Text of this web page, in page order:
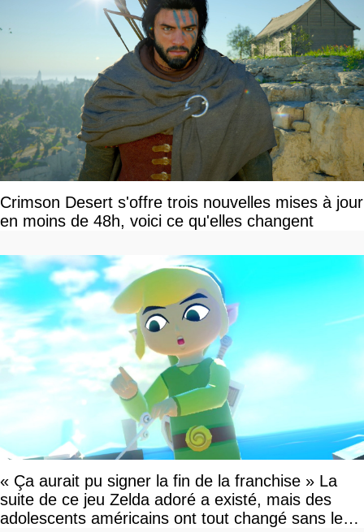
Crimson Desert s'offre trois nouvelles mises à jour
en moins de 48h, voici ce qu'elles changent
« Ça aurait pu signer la fin de la franchise » La
suite de ce jeu Zelda adoré a existé, mais des
adolescents américains ont tout changé sans le